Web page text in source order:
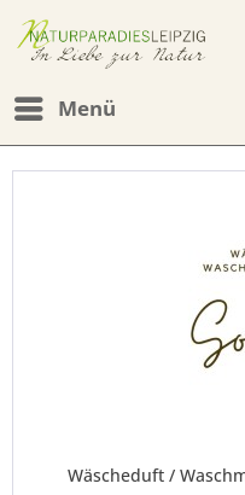
Menü
Wäscheduft /